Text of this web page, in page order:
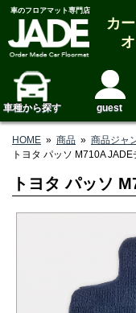
車のフロアマット専門店
カ
オ
車種から探す guest
HOME » 商品 » 商品ジャ
トヨタ パッソ M710A
トヨタ パッソ